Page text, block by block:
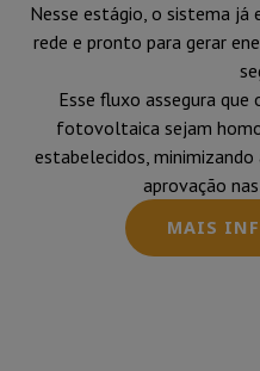
Nesse estágio, o sistema
rede e pronto para gerar
Esse fluxo assegura
fotovoltaica sejam
estabelecidos,
aprovação
MAIS